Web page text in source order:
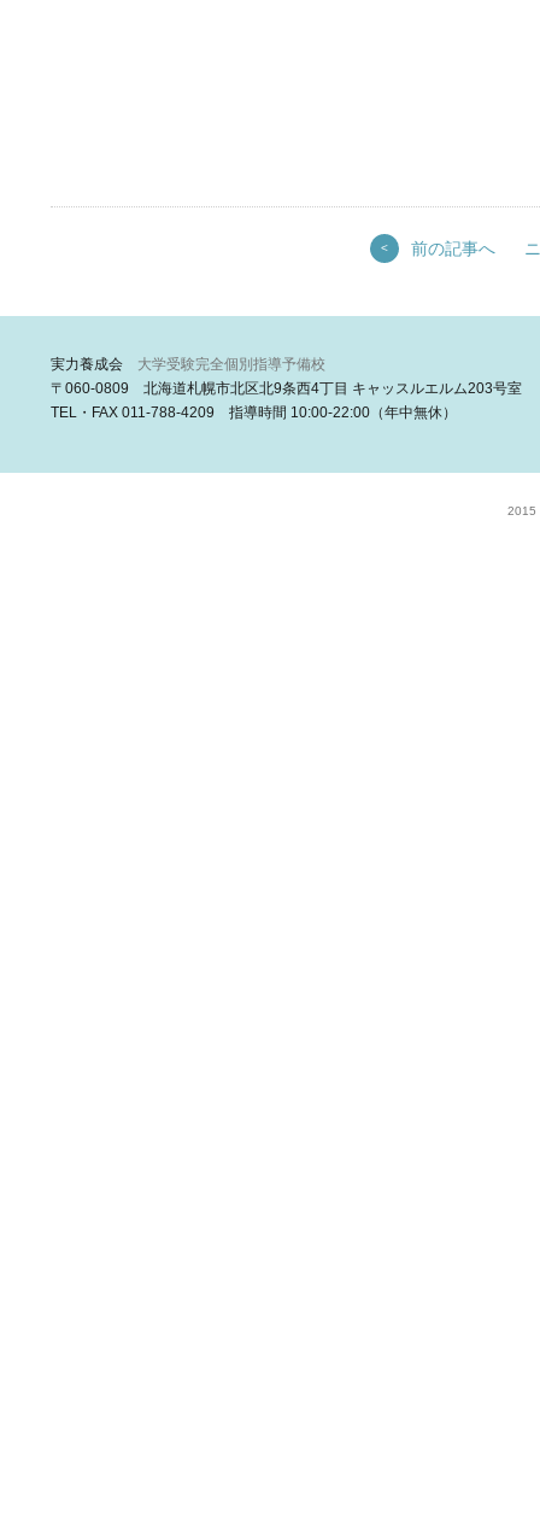
< 前の記事へ
実力養成会 大学受験完全個別指導予備校
〒060-0809 北海道札幌市北区北9条西4丁目 キャッスルエルム203号室
TEL・FAX 011-788-4209 指導時間 10:00-22:00（年中無休）
2015